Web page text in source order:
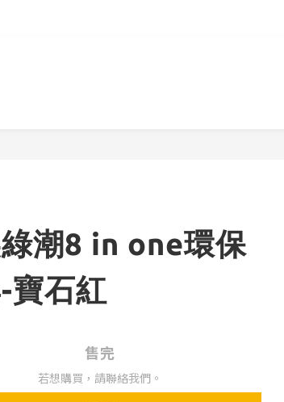
潮8 in one環保
寶石紅
售完
若想購買，請聯絡我們。